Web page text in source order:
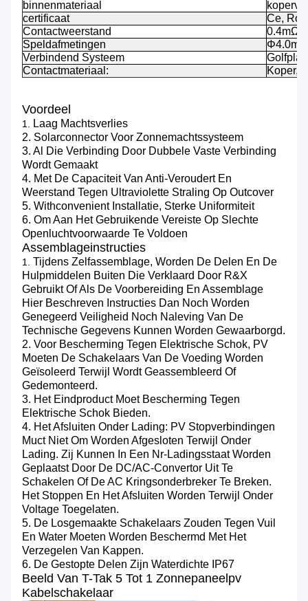
binnenmateriaal
certificaat
Ce,
Contactweerstand
0.4mΩ
Speldafmetingen
Φ4.0mm
Verbindend Systeem
Contactmateriaal:
Koper,
Voordeel
1. Laag Machtsverlies
2. Solarconnector Voor Zonnemachtssysteem
3. Al Die Verbinding Door Dubbele Vaste Verbinding
Wordt Gemaakt
4. Met De Capaciteit Van Anti-Veroudert En
Weerstand Tegen Ultraviolette Straling Op Outcover
5. Withconvenient Installatie, Sterke Uniformiteit
6. Om Aan Het Gebruikende Vereiste Op Slechte
Openluchtvoorwaarde Te Voldoen
Assemblageinstructies
1. Tijdens Zelfassemblage, Worden De Delen En De
Hulpmiddelen Buiten Die Verklaard Door R&X
Gebruikt Of Als De Voorbereiding En Assemblage
Hier Beschreven Instructies Dan Noch Worden
Genegeerd Veiligheid Noch Naleving Van De
Technische Gegevens Kunnen Worden Gewaarborgd.
2. Voor Bescherming Tegen Elektrische Schok, PV
Moeten De Schakelaars Van De Voeding Worden
Geïsoleerd Terwijl Wordt Geassembleerd Of
Gedemonteerd.
3. Het Eindproduct Moet Bescherming Tegen
Elektrische Schok Bieden.
4. Het Afsluiten Onder Lading: PV Stopverbindingen
Muct Niet Om Worden Afgesloten Terwijl Onder
Lading. Zij Kunnen In Een Nr-Ladingsstaat Worden
Geplaatst Door De DC/AC-Convertor Uit Te
Schakelen Of De AC Kringsonderbreker Te Breken.
Het Stoppen En Het Afsluiten Worden Terwijl Onder
Voltage Toegelaten.
5. De Losgemaakte Schakelaars Zouden Tegen Vuil
En Water Moeten Worden Beschermd Met Het
Verzegelen Van Kappen.
6. De Gestopte Delen Zijn Waterdichte IP67
Beeld Van T-Tak 5 Tot 1 Zonnepaneelpv
Kabelschakelaar